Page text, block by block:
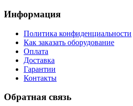
Информация
Политика конфиденциальности
Как заказать оборудование
Оплата
Доставка
Гарантии
Контакты
Обратная связь